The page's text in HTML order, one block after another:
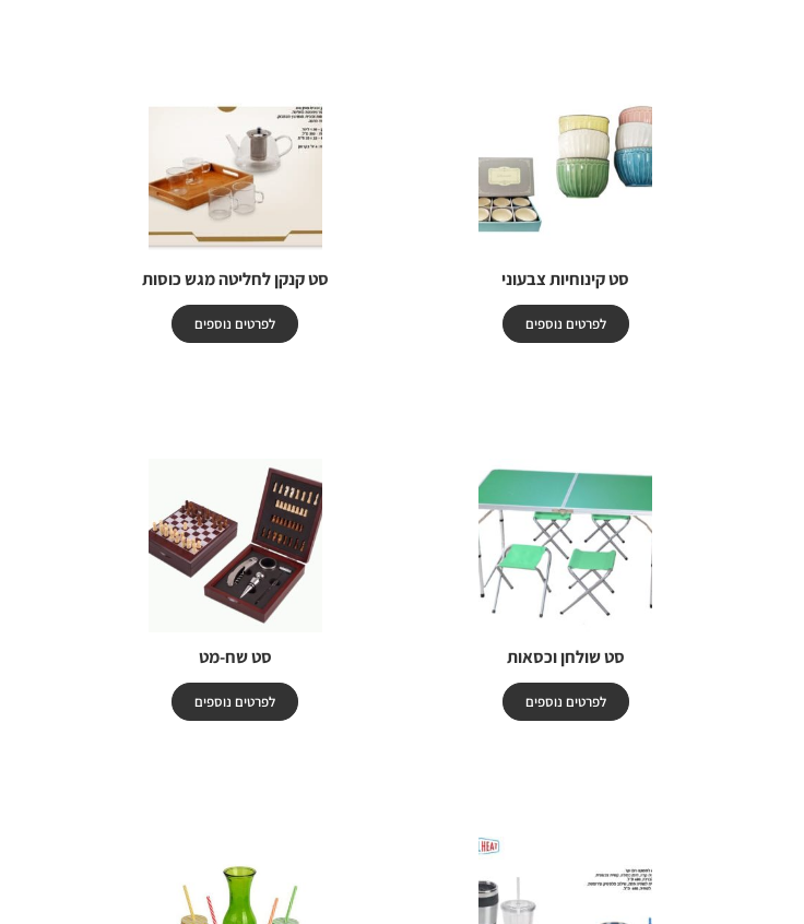
סט קינוחיות צבעוני
לפרטים נוספים
סט קנקן לחליטה מגש כוסות
לפרטים נוספים
סט שולחן וכסאות
לפרטים נוספים
סט שח-מט
לפרטים נוספים